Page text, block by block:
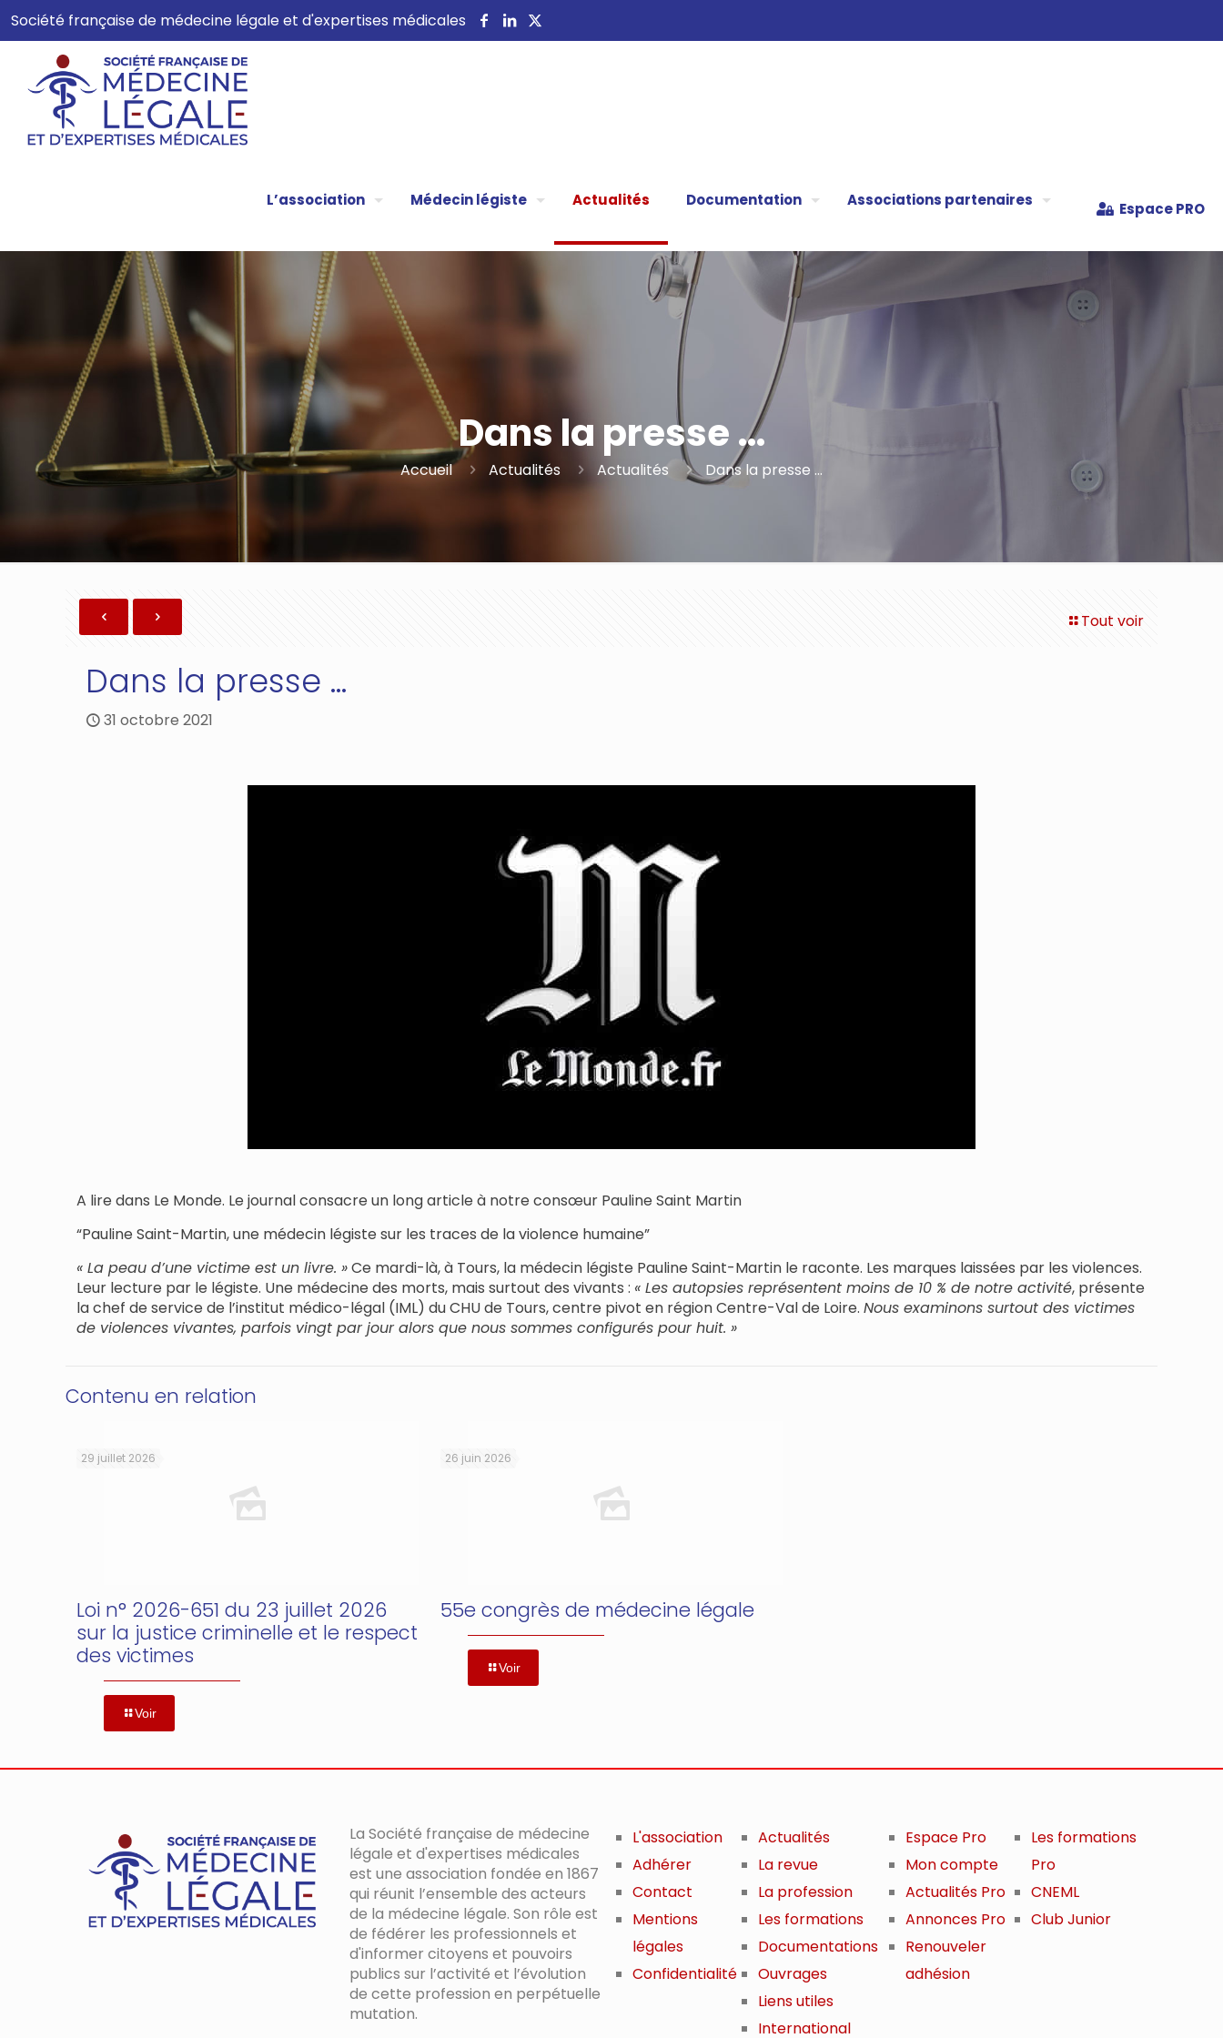
Société française de médecine légale et d'expertises médicales
L’association Médecin légiste Actualités Documentation Associations partenaires Espace PRO
Dans la presse …
Accueil Actualités Actualités Dans la presse …
Tout voir
Dans la presse …
31 octobre 2021
A lire dans Le Monde. Le journal consacre un long article à notre consœur Pauline Saint Martin
“Pauline Saint-Martin, une médecin légiste sur les traces de la violence humaine”
« La peau d’une victime est un livre. »Ce mardi-là, à Tours, la médecin légiste Pauline Saint-Martin le raconte. Les marques laissées par les violences.
Leur lecture par le légiste. Une médecine des morts, mais surtout des vivants : « Les autopsies représentent moins de 10 % de notre activité, présente
la chef de service de l’institut médico-légal (IML) du CHU de Tours, centre pivot en région Centre-Val de Loire. Nous examinons surtout des victimes
de violences vivantes, parfois vingt par jour alors que nous sommes configurés pour huit. »
Contenu en relation
29 juillet 2026
Loi n° 2026-651 du 23 juillet 2026
sur la justice criminelle et le respect
des victimes
Voir
26 juin 2026
55e congrès de médecine légale
Voir
La Société française de médecine
légale et d'expertises médicales
est une association fondée en 1867
qui réunit l’ensemble des acteurs
de la médecine légale. Son rôle est
de fédérer les professionnels et
d'informer citoyens et pouvoirs
publics sur l’activité et l’évolution
de cette profession en perpétuelle
mutation.
L'association
Adhérer
Contact
Mentions
légales
Confidentialité
Actualités
La revue
La profession
Les formations
Documentations
Ouvrages
Liens utiles
International
Espace Pro
Mon compte
Actualités Pro
Annonces Pro
Renouveler
adhésion
Les formations
Pro
CNEML
Club Junior